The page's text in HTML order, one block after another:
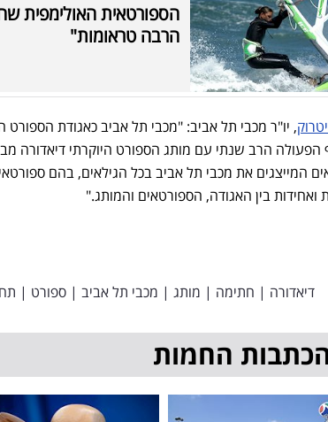
הספורטאית האולימפית
הרבה טראומות"
, יו"ר מכבי תל אביב: "מכבי תל אביב כאגודת
המייצגים את מכבי תל אביב בכל הגילאים, בהם
ואחידות בין האגודה, הספורטאים והמותג."
דיאדורה | חתימה | מותג | מכבי תל אביב | ספורט |
החמות